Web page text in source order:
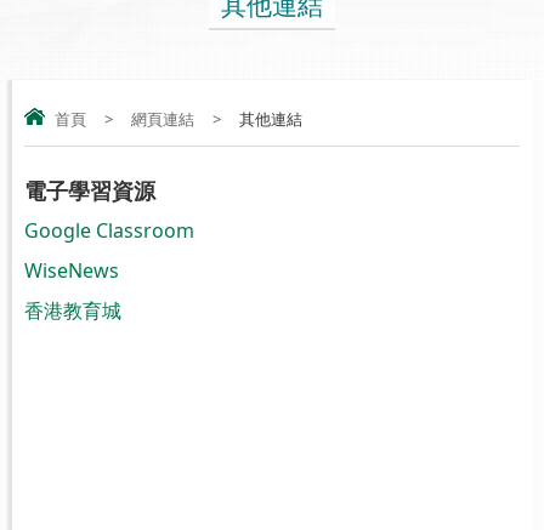
首頁 > 網頁連結 > 其他連結
電子學習資源
Google Classroom
WiseNews
香港教育城